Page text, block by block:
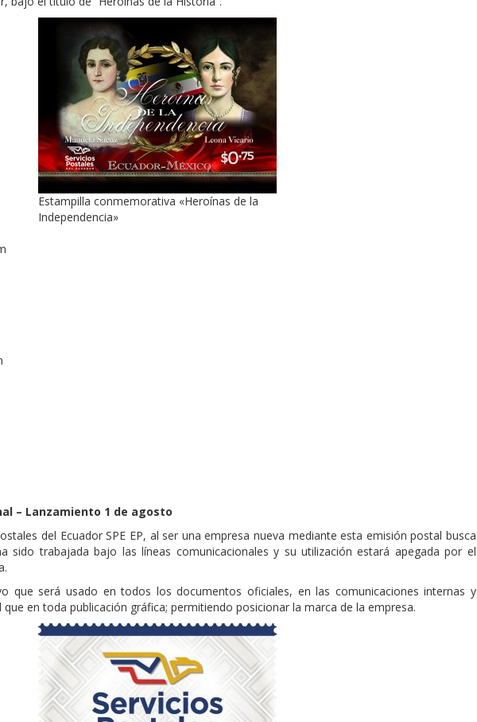
Estampilla conmemorativa «Heroínas de la
Independencia»
– Lanzamiento 1 de agosto
del Ecuador SPE EP, al ser una empresa nueva mediante esta emisión postal busca
sido trabajada bajo las líneas comunicacionales y su utilización estará apegada por el
que será usado en todos los documentos oficiales, en las comunicaciones internas y
en toda publicación gráfica; permitiendo posicionar la marca de la empresa.